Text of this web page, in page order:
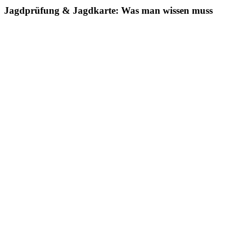
Jagdprüfung & Jagdkarte: Was man wissen muss